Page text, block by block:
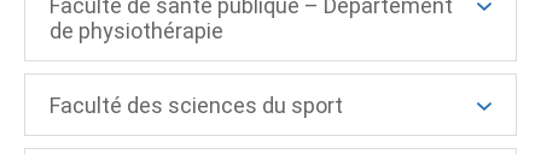
Faculté de santé publique – Département
de physiothérapie
Faculté des sciences du sport